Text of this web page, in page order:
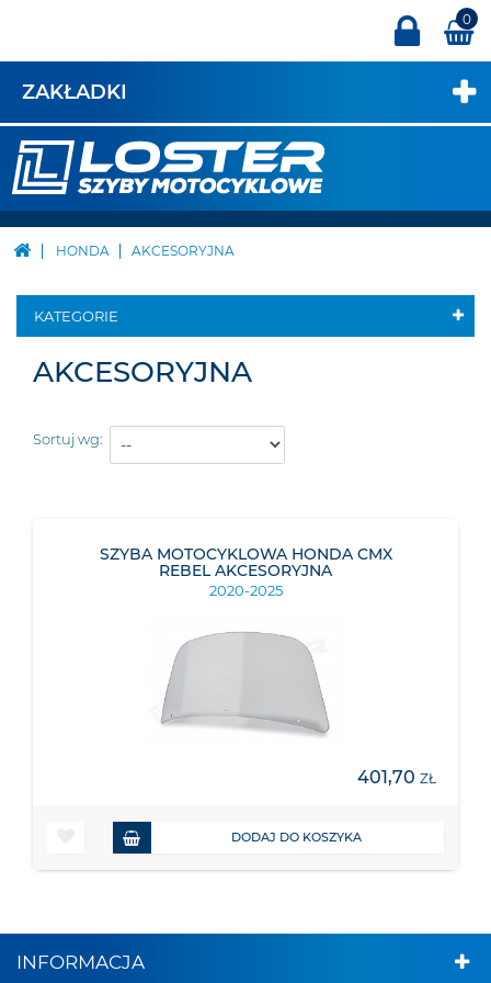
0
ZAKŁADKI
HONDA AKCESORYJNA
KATEGORIE
AKCESORYJNA
Sortuj wg:
SZYBA MOTOCYKLOWA HONDA CMX
REBEL AKCESORYJNA
2020-2025
401,70 ZŁ
DODAJ DO KOSZYKA
INFORMACJA